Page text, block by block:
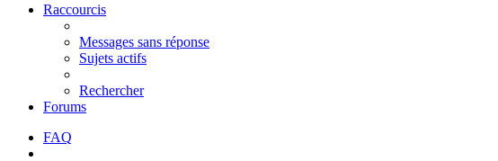
Raccourcis
Messages sans réponse
Sujets actifs
Rechercher
Forums
FAQ